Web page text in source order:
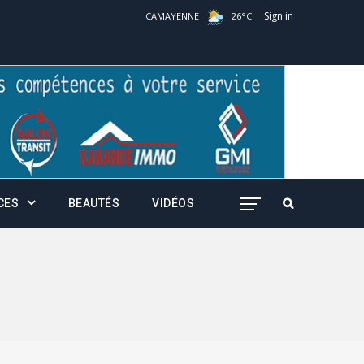
CAMAYENNE 26°C Sign in
BEAUTÉS VIDÉOS